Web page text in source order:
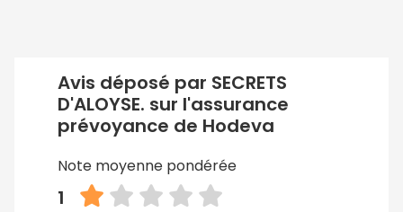
Avis déposé par SECRETS
D'ALOYSE. sur l'assurance
prévoyance de Hodeva
Note moyenne pondérée
1